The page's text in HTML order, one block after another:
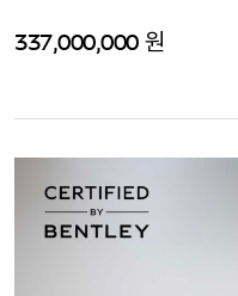
337,000,000 원